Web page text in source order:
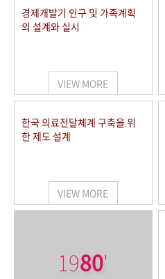
경제개발기 인구 및 가족계획
의 설계와 실시
VIEW MORE
한국 의료전달체계 구축을 위
한 제도 설계
VIEW MORE
1980'